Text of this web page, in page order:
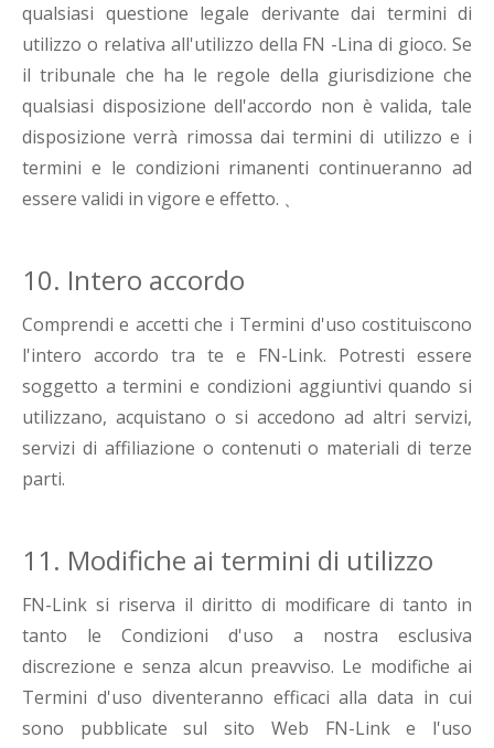
qualsiasi questione legale derivante dai termini di
utilizzo o relativa all'utilizzo della FN -Lina di gioco. Se
il tribunale che ha le regole della giurisdizione che
qualsiasi disposizione dell'accordo non è valida, tale
disposizione verrà rimossa dai termini di utilizzo e i
termini e le condizioni rimanenti continueranno ad
essere validi in vigore e effetto. 、
10. Intero accordo
Comprendi e accetti che i Termini d'uso costituiscono
l'intero accordo tra te e FN-Link. Potresti essere
soggetto a termini e condizioni aggiuntivi quando si
utilizzano, acquistano o si accedono ad altri servizi,
servizi di affiliazione o contenuti o materiali di terze
parti.
11. Modifiche ai termini di utilizzo
FN-Link si riserva il diritto di modificare di tanto in
tanto le Condizioni d'uso a nostra esclusiva
discrezione e senza alcun preavviso. Le modifiche ai
Termini d'uso diventeranno efficaci alla data in cui
sono pubblicate sul sito Web FN-Link e l'uso